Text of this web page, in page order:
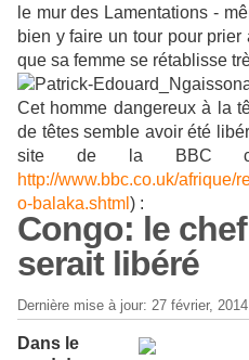
le mur des Lamentations -
bien y faire un tour pour
que sa femme se rétablisse
Cet homme dangereux à la
de têtes semble avoir été
site de la BBC
http://www.bbc.co.uk/afrique/
o-balaka.shtml ) :
Congo: le
serait libéré
Dernière mise à jour: 27 février,
Dans le